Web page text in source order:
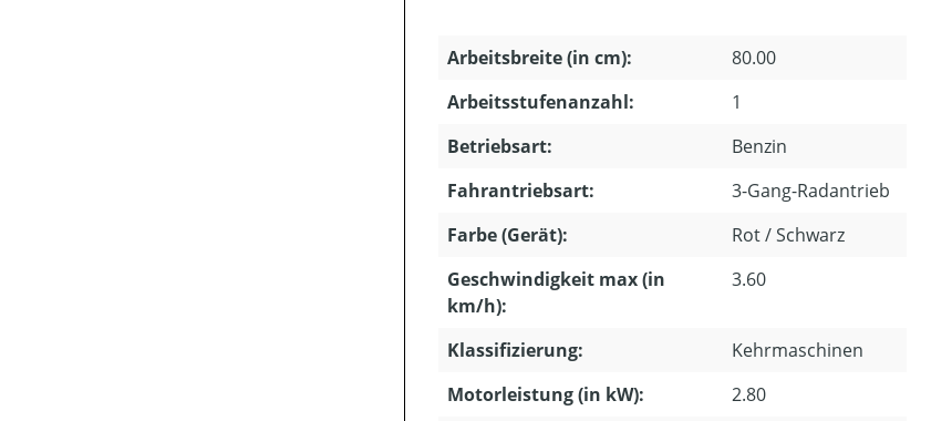
Arbeitsbreite (in cm):
80.00
Arbeitsstufenanzahl:
1
Betriebsart:
Benzin
Fahrantriebsart:
3-Gang-Radantrieb
Farbe (Gerät):
Rot / Schwarz
Geschwindigkeit max (in
km/h):
3.60
Klassifizierung:
Kehrmaschinen
Motorleistung (in kW):
2.80